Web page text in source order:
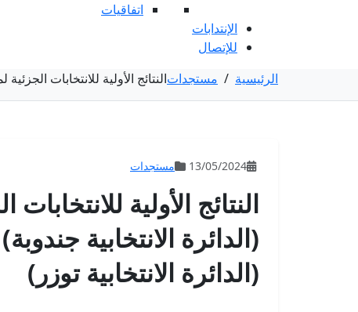
اتفاقيات
الإنتدابات
للإتصال
الرئيسية / مستجداتالنتائج الأولية للانتخابات
13/05/2024 مستجدات
النتائج الأولية
(الدائرة الانتخابية
(الدائرة الانتخابية توزر)